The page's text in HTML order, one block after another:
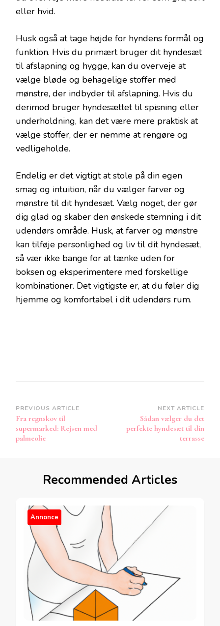
eller hvid.
Husk også at tage højde for hyndens formål og
funktion. Hvis du primært bruger dit hyndesæt
til afslapning og hygge, kan du overveje at
vælge bløde og behagelige stoffer med
mønstre, der indbyder til afslapning. Hvis du
derimod bruger hyndesættet til spisning eller
underholdning, kan det være mere praktisk at
vælge stoffer, der er nemme at rengøre og
vedligeholde.
Endelig er det vigtigt at stole på din egen
smag og intuition, når du vælger farver og
mønstre til dit hyndesæt. Vælg noget, der gør
dig glad og skaber den ønskede stemning i dit
udendørs område. Husk, at farver og mønstre
kan tilføje personlighed og liv til dit hyndesæt,
så vær ikke bange for at tænke uden for
boksen og eksperimentere med forskellige
kombinationer. Det vigtigste er, at du føler dig
hjemme og komfortabel i dit udendørs rum.
Post
Navigation
PREVIOUS ARTICLE
Fra regnskov til
supermarked: Rejsen med
palmeolie
NEXT ARTICLE
Sådan vælger du det
perfekte hyndesæt til din
terrasse
Recommended Articles
Annonce